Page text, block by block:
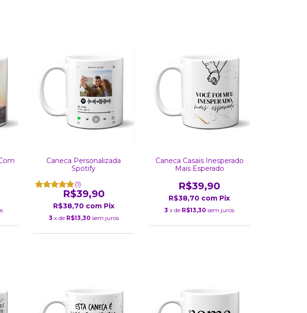
Caneca Personalizada
Spotify
(1)
R$39,90
R$38,70 com Pix
3 x de R$13,30 sem juros
Caneca Casais Inesperado
Mais Esperado
R$39,90
R$38,70 com Pix
3 x de R$13,30 sem juros